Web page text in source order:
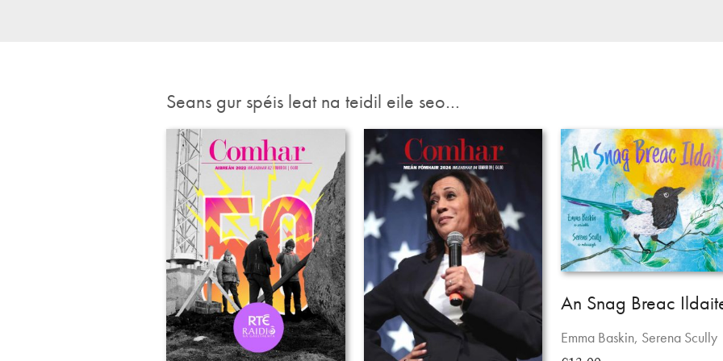
Seans gur spéis leat na teidil eile seo…
An Snag Breac
Emma Baskin, Serena Scully